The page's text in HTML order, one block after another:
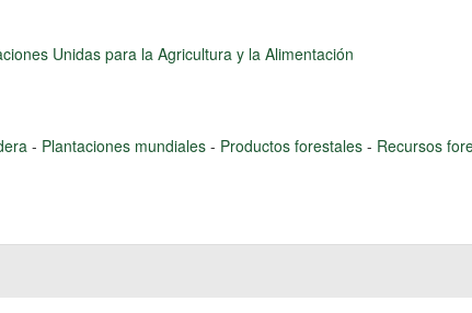
Unidas para la Agricultura y la Alimentación
- Plantaciones mundiales - Productos forestales - Recursos